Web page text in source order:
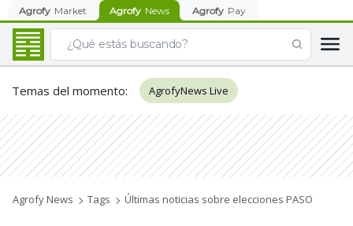
Agrofy Market Agrofy News Agrofy Pay
Temas del momento: AgrofyNews Live
Agrofy News Tags Últimas noticias sobre elecciones PASO